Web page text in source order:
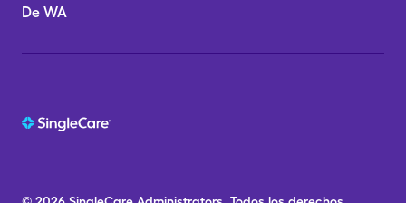
De WA